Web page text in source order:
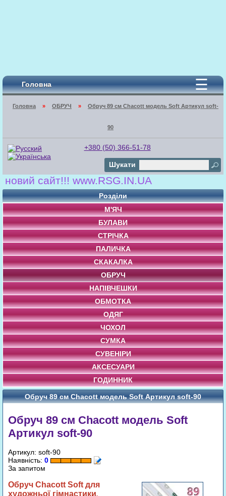
Головна ☰
Головна » ОБРУЧ » Обруч 89 cм Chacott модель Soft Артикул soft-
90
+380 (50) 366-51-78
Шукати
сайт!!! www.RSG.IN.UA
Розділи
М'ЯЧ
БУЛАВИ
СТРІЧКА
ПАЛИЧКА
СКАКАЛКА
ОБРУЧ
НАПІВЧЕШКИ
ОБМОТКА
ОДЯГ
ЧОХОЛ
СУМКА
СУВЕНІРИ
АКСЕСУАРИ
ГОДИННИК
Обруч 89 cм Chacott модель Soft Артикул soft-90
Обруч 89 cм Chacott модель Soft
Артикул soft-90
Артикул: soft-90
Наявність: 0
За запитом
Обруч Chacott Soft для
художньої гімнастики.